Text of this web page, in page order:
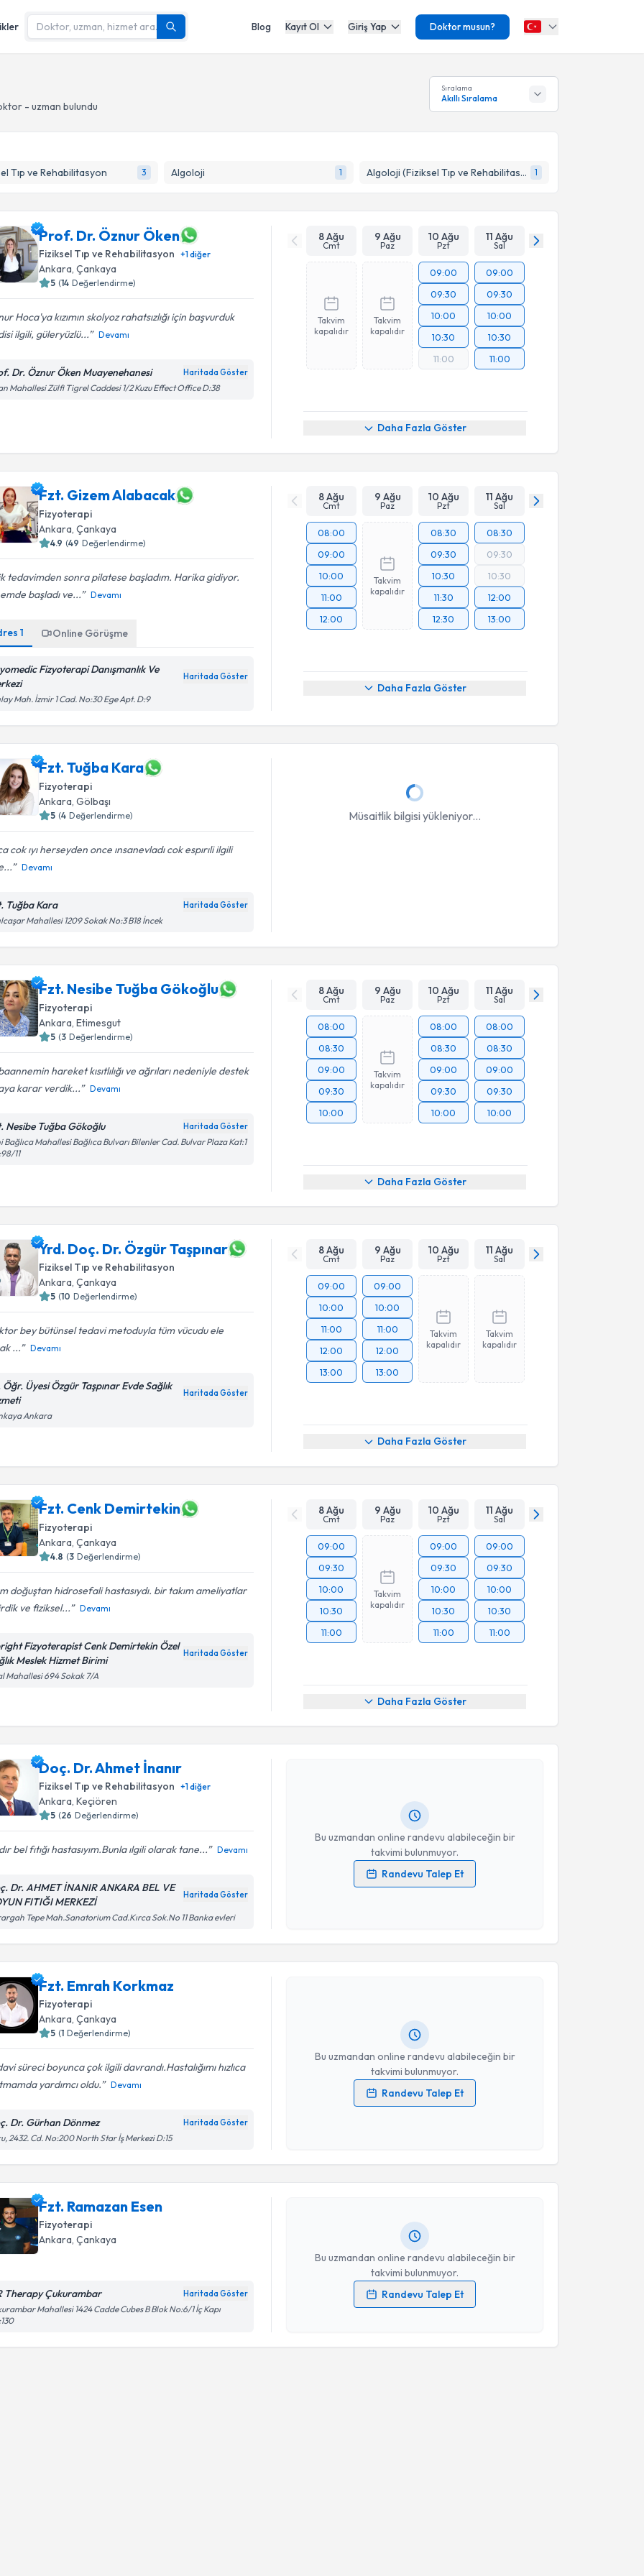
Blog Kayıt Ol Giriş Yap Doktor musun?
- uzman bulundu
Sıralama
Akıllı Sıralama
Tıp ve Rehabilitasyon 3 Algoloji 1 Algoloji (Fiziksel Tıp ve Rehabilitasyon) 1
Prof. Dr. Öznur Öken
Fiziksel Tıp ve Rehabilitasyon +1diğer
Ankara, Çankaya
5 (14 Değerlendirme)
Hoca'ya kızımın skolyoz rahatsızlığı için başvurduk
ilgili, güleryüzlü...
Devamı
Dr. Öznur Öken Muayenehanesi Haritada Göster
Mahallesi Zülfi Tigrel Caddesi 1/2 Kuzu Effect Office D:38
8 Ağu
Cmt
9 Ağu
Paz
10 Ağu
Pzt
11 Ağu
Sal
Takvim
kapalıdır
Takvim
kapalıdır
09:00
09:30
10:00
10:30
11:00
09:00
09:30
10:00
10:30
11:00
Daha Fazla Göster
Fzt. Gizem Alabacak
Fizyoterapi
Ankara , Çankaya
4.9 (49 Değerlendirme)
tedavimden sonra pilatese başladım. Harika gidiyor.
başladı ve...
Devamı
1 Online Görüşme
Fizyoterapi Danışmanlık Ve
Haritada Göster
Mah. İzmir 1 Cad. No:30 Ege Apt. D:9
8 Ağu
Cmt
9 Ağu
Paz
10 Ağu
Pzt
11 Ağu
Sal
08:00
09:00
10:00
11:00
12:00
Takvim
kapalıdır
08:30
09:30
10:30
11:30
12:30
08:30
09:30
10:30
12:00
13:00
Daha Fazla Göster
Fzt. Tuğba Kara
Fizyoterapi
Ankara , Gölbaşı
5 (4 Değerlendirme)
cok ıyı herseyden once ınsanevladı cok espırıli ilgili
Devamı
Tuğba Kara Haritada Göster
Mahallesi 1209 Sokak No:3 B18 İncek
Müsaitlik bilgisi yükleniyor...
Fzt. Nesibe Tuğba Gökoğlu
Fizyoterapi
Ankara , Etimesgut
5 (3 Değerlendirme)
hareket kısıtlılığı ve ağrıları nedeniyle destek
karar verdik...
Devamı
Nesibe Tuğba Gökoğlu Haritada Göster
Bağlıca Mahallesi Bağlıca Bulvarı Bilenler Cad. Bulvar Plaza Kat:1
11
8 Ağu
Cmt
9 Ağu
Paz
10 Ağu
Pzt
11 Ağu
Sal
08:00
08:30
09:00
09:30
10:00
Takvim
kapalıdır
08:00
08:30
09:00
09:30
10:00
08:00
08:30
09:00
09:30
10:00
Daha Fazla Göster
Yrd. Doç. Dr. Özgür Taşpınar
Fiziksel Tıp ve Rehabilitasyon
Ankara, Çankaya
5 (10 Değerlendirme)
bey bütünsel tedavi metoduyla tüm vücudu ele
...
Devamı
Öğr. Üyesi Özgür Taşpınar Evde Sağlık
Haritada Göster
Ankara
8 Ağu
Cmt
9 Ağu
Paz
10 Ağu
Pzt
11 Ağu
Sal
09:00
10:00
11:00
12:00
13:00
09:00
10:00
11:00
12:00
13:00
Takvim
kapalıdır
Takvim
kapalıdır
Daha Fazla Göster
Fzt. Cenk Demirtekin
Fizyoterapi
Ankara , Çankaya
4.8 (3 Değerlendirme)
doğuştan hidrosefali hastasıydı. bir takım ameliyatlar
ve fiziksel...
Devamı
Fizyoterapist Cenk Demirtekin Özel
Meslek Hizmet Birimi
Haritada Göster
Mahallesi 694 Sokak 7/A
8 Ağu
Cmt
9 Ağu
Paz
10 Ağu
Pzt
11 Ağu
Sal
09:00
09:30
10:00
10:30
11:00
Takvim
kapalıdır
09:00
09:30
10:00
10:30
11:00
09:00
09:30
10:00
10:30
11:00
Daha Fazla Göster
Doç. Dr. Ahmet İnanır
Fiziksel Tıp ve Rehabilitasyon +1diğer
Ankara, Keçiören
5 (26 Değerlendirme)
bel fıtığı hastasıyım.Bunla ılgili olarak tane... Devamı
Dr. AHMET İNANIR ANKARA BEL VE
FITIĞI MERKEZİ
Haritada Göster
Tepe Mah.Sanatorium Cad.Kırca Sok.No 11 Banka evleri
Bu uzmandan online randevu alabileceğin bir
takvimi bulunmuyor.
Randevu Talep Et
Randevu Takvimi Talebi
Doç. Dr. Ahmet İnanır
Kişisel verilerimin işlenmesine ilişkinAydınlatma Metni
Takvim Talebini Gönder
Fzt. Emrah Korkmaz
Fizyoterapi
Ankara, Çankaya
5 (1 Değerlendirme)
süreci boyunca çok ilgili davrandı.Hastalığımı hızlıca
yardımcı oldu.
Devamı
Dr. Gürhan Dönmez Haritada Göster
2432. Cd. No:200 North Star İş Merkezi D:15
Bu uzmandan online randevu alabileceğin bir
takvimi bulunmuyor.
Randevu Talep Et
Randevu Takvimi Talebi
Fzt. Emrah Korkmaz
Kişisel verilerimin işlenmesine ilişkinAydınlatma Metni
Takvim Talebini Gönder
Fzt. Ramazan Esen
Fizyoterapi
Ankara, Çankaya
Therapy Çukurambar Haritada Göster
Mahallesi 1424 Cadde Cubes B Blok No:6/1 İç Kapı
Bu uzmandan online randevu alabileceğin bir
takvimi bulunmuyor.
Randevu Talep Et
Fzt. Ramazan Eseniçin randevu takvimi talebi oluşturun. Size
bu uzmandan randevu almanız için bir takvim hazırlandığında e-
Kişisel verilerimin işlenmesine ilişkinAydınlatma Metni